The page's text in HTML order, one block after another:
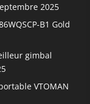
2025
B1 Gold
gimbal
VTOMAN